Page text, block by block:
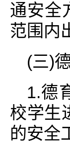
通安全
范围内
(三)
1.德
校学生
的安全